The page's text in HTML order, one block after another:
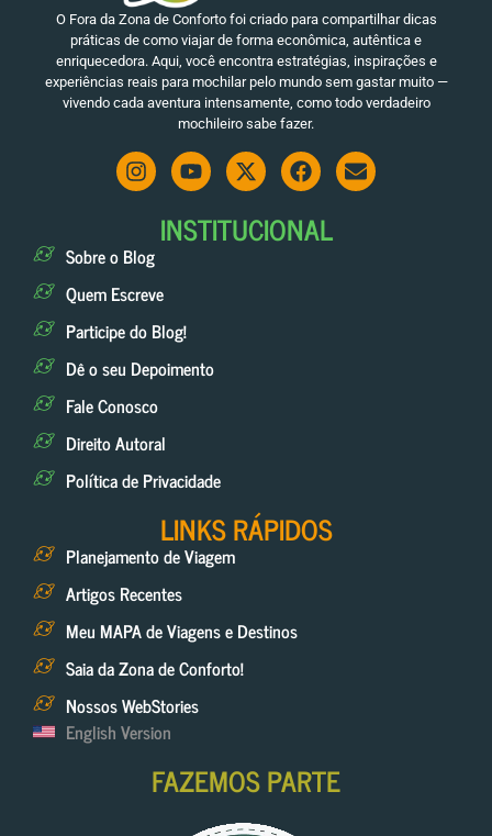
O Fora da Zona de Conforto foi criado para compartilhar dicas
práticas de como viajar de forma econômica, autêntica e
enriquecedora. Aqui, você encontra estratégias, inspirações e
experiências reais para mochilar pelo mundo sem gastar muito —
vivendo cada aventura intensamente, como todo verdadeiro
mochileiro sabe fazer.
INSTITUCIONAL
Sobre o Blog
Quem Escreve
Participe do Blog!
Dê o seu Depoimento
Fale Conosco
Direito Autoral
Política de Privacidade
LINKS RÁPIDOS
Planejamento de Viagem
Artigos Recentes
Meu MAPA de Viagens e Destinos
Saia da Zona de Conforto!
Nossos WebStories
English Version
FAZEMOS PARTE